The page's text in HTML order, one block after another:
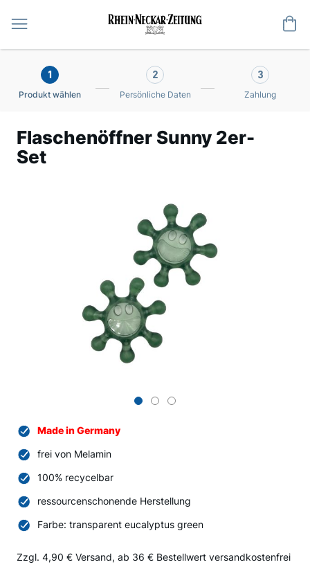
1
Produkt wählen
2
Persönliche Daten
3
Zahlung
Flaschenöffner Sunny 2er-
Set
Made in Germany
frei von Melamin
100% recycelbar
ressourcenschonende Herstellung
Farbe: transparent eucalyptus green
Zzgl. 4,90 € Versand, ab 36 € Bestellwert versandkostenfrei
Anfang
der
Bildergalerie